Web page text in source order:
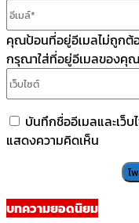
คุณป้อนที่อยู่อีเมลไม่ถูกต้
กรุณาใส่ที่อยู่อีเมลของคุ
บันทึกชื่ออีเมลและเว็บ
แสดงความคิดเห็น
บทความยอดนิยม